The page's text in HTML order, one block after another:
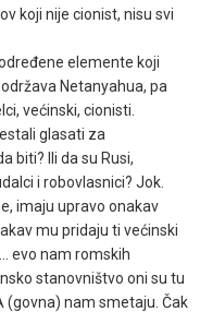
koji nije cionist, nisu svi
elemente koji
Netanyahua, pa
većinski, cionisti.
glasati za
biti? Ili da su Rusi,
i robovlasnici? Jok.
imaju upravo onakav
mu pridaju ti većinski
evo nam romskih
stanovništvo oni su tu
(govna) nam smetaju. Čak